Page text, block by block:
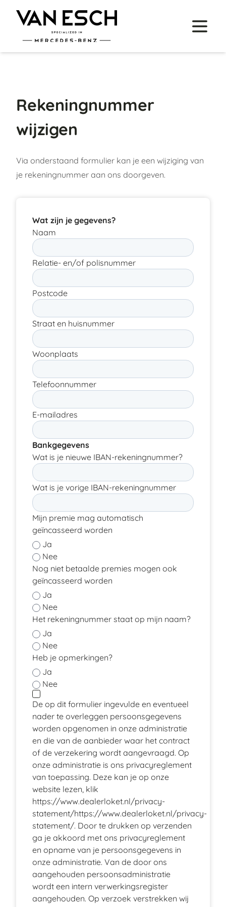
Rekeningnummer
wijzigen
Via onderstaand formulier kan je een wijziging van
je rekeningnummer aan ons doorgeven.
Wat zijn je gegevens?
Naam
Relatie- en/of polisnummer
Postcode
Straat en huisnummer
Woonplaats
Telefoonnummer
E-mailadres
Bankgegevens
Wat is je nieuwe IBAN-rekeningnummer?
Wat is je vorige IBAN-rekeningnummer
Mijn premie mag automatisch
geïncasseerd worden
Ja
Nee
Nog niet betaalde premies mogen ook
geïncasseerd worden
Ja
Nee
Het rekeningnummer staat op mijn naam?
Ja
Nee
Heb je opmerkingen?
Ja
Nee
De op dit formulier ingevulde en eventueel
nader te overleggen persoonsgegevens
worden opgenomen in onze administratie
en die van de aanbieder waar het contract
of de verzekering wordt aangevraagd. Op
onze administratie is ons privacyreglement
van toepassing. Deze kan je op onze
website lezen, klik
https://www.dealerloket.nl/privacy-
statement/https://www.dealerloket.nl/privacy-
statement/. Door te drukken op verzenden
ga je akkoord met ons privacyreglement
en opname van je persoonsgegevens in
onze administratie. Van de door ons
aangehouden persoonsadministratie
wordt een intern verwerkingsregister
aangehouden. Op verzoek verstrekken wij